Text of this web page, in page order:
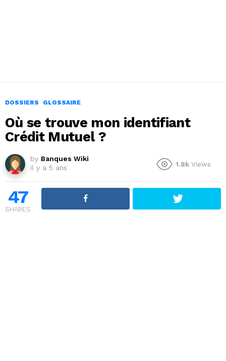
DOSSIERS GLOSSAIRE
Où se trouve mon identifiant
Crédit Mutuel ?
by Banques Wiki
il y a 5 ans
1.8k Views
47
SHARES